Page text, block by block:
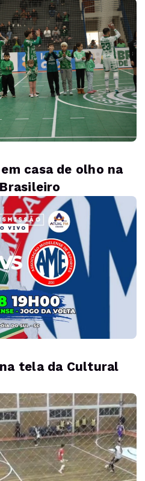
casa de olho na
tela da Cultural